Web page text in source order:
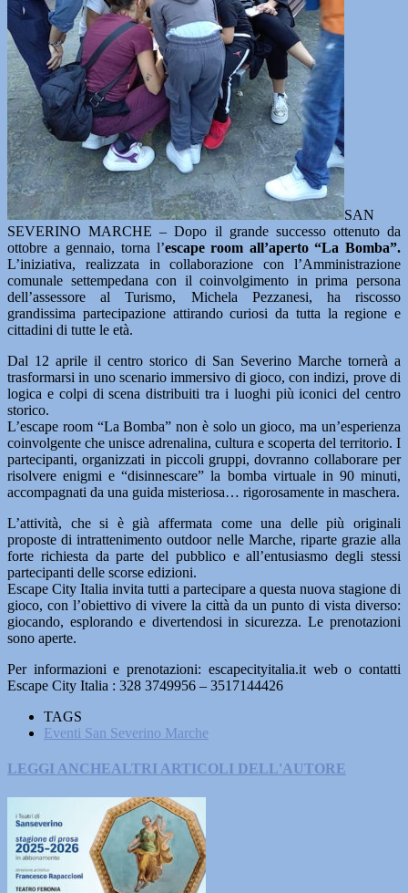
SAN
SEVERINO MARCHE – Dopo il grande successo ottenuto da
ottobre a gennaio, torna l’escape room all’aperto “La Bomba”.
L’iniziativa, realizzata in collaborazione con l’Amministrazione
comunale settempedana con il coinvolgimento in prima persona
dell’assessore al Turismo, Michela Pezzanesi, ha riscosso
grandissima partecipazione attirando curiosi da tutta la regione e
cittadini di tutte le età.
Dal 12 aprile il centro storico di San Severino Marche tornerà a
trasformarsi in uno scenario immersivo di gioco, con indizi, prove di
logica e colpi di scena distribuiti tra i luoghi più iconici del centro
storico.
L’escape room “La Bomba” non è solo un gioco, ma un’esperienza
coinvolgente che unisce adrenalina, cultura e scoperta del territorio. I
partecipanti, organizzati in piccoli gruppi, dovranno collaborare per
risolvere enigmi e “disinnescare” la bomba virtuale in 90 minuti,
accompagnati da una guida misteriosa… rigorosamente in maschera.
L’attività, che si è già affermata come una delle più originali
proposte di intrattenimento outdoor nelle Marche, riparte grazie alla
forte richiesta da parte del pubblico e all’entusiasmo degli stessi
partecipanti delle scorse edizioni.
Escape City Italia invita tutti a partecipare a questa nuova stagione di
gioco, con l’obiettivo di vivere la città da un punto di vista diverso:
giocando, esplorando e divertendosi in sicurezza. Le prenotazioni
sono aperte.
Per informazioni e prenotazioni: escapecityitalia.it web o contatti
Escape City Italia : 328 3749956 – 3517144426
TAGS
Eventi San Severino Marche
LEGGI ANCHEALTRI ARTICOLI DELL'AUTORE